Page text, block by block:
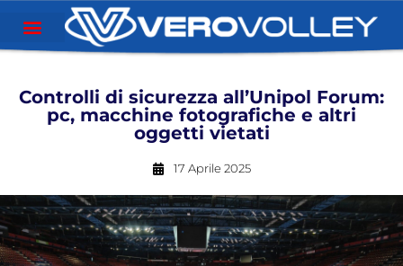
Controlli di sicurezza all’Unipol Forum:
pc, macchine fotografiche e altri
oggetti vietati
17 Aprile 2025